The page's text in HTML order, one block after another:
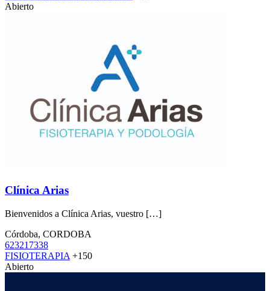
Abierto
Clínica Arias
Bienvenidos a Clínica Arias, vuestro […]
Córdoba, CORDOBA
623217338
FISIOTERAPIA +150
Abierto